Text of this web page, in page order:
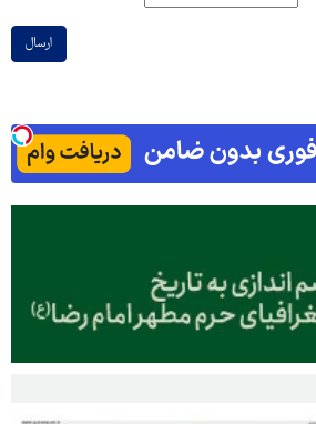
ارسال